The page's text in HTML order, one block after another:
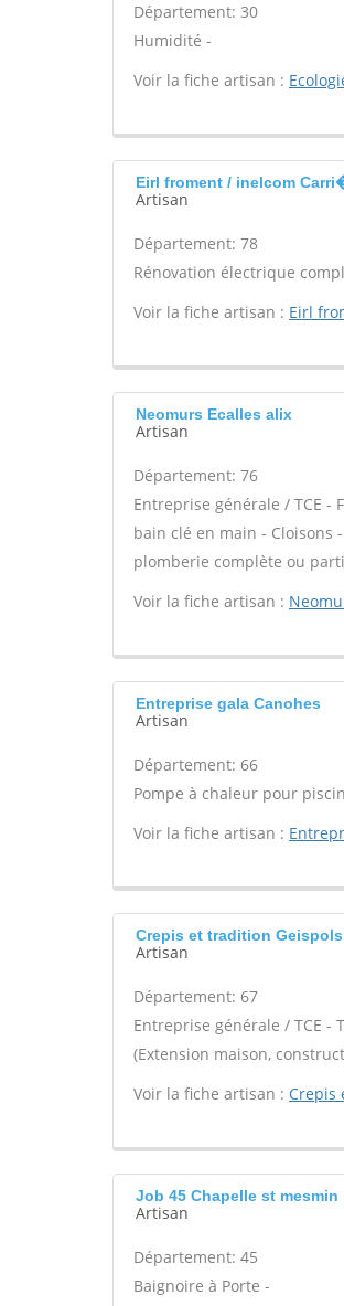
Département: 30
Humidité -
Voir la fiche artisan :
Eirl froment / inelcom
Artisan
Département: 78
Rénovation électrique
Voir la fiche artisan : Eirl
Neomurs Ecalles alix
Artisan
Département: 76
Entreprise générale / TCE
bain clé en main - Cloisons
plomberie complète ou
Voir la fiche artisan :
Entreprise gala Canohes
Artisan
Département: 66
Pompe à chaleur pour
Voir la fiche artisan :
Crepis et tradition
Artisan
Département: 67
Entreprise générale / TCE -
(Extension maison,
Voir la fiche artisan : Crepis
Job 45 Chapelle st mesmin
Artisan
Département: 45
Baignoire à Porte -